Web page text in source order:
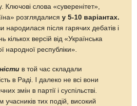
Ключові слова «суверенітет»,
розглядалисяу 5-10 варіантах.
народилася після гарячих дебатів і
кількох версій від «Українська
народної республіки».
в той час складали
в Раді. І далеко не всі вони
змін в партії і суспільстві.
учасників тих подій, високий